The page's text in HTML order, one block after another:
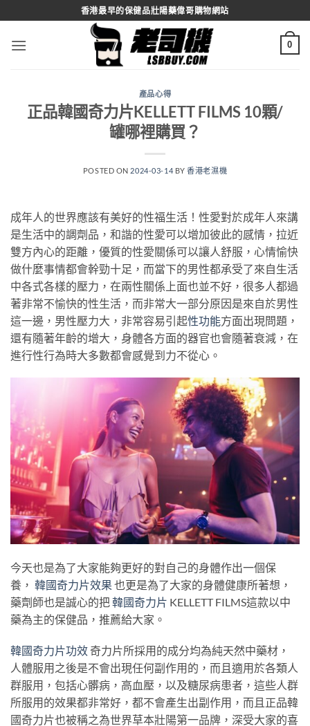
to
content
香港最早的保健品壯陽藥偉哥購物網站
0
產品心得
正品韓國奇力片KELLETT FILMS 10顆/
罐哪裡購買？
POSTED ON 2024-03-14 BY香港老濕機
成年人的世界應該有美好的性福生活！性愛對於成年人來講
是生活中的調劑品，和諧的性愛可以增加彼此的感情，拉近
雙方內心的距離，優質的性愛關係可以讓人舒服，心情愉快
做什麼事情都會幹勁十足，而當下的男性都承受了來自生活
中各式各樣的壓力，在兩性關係上面也並不好，很多人都過
著非常不愉快的性生活，而非常大一部分原因是來自於男性
這一邊，男性壓力大，非常容易引起性功能方面出現問題，
還有隨著年齡的增大，身體各方面的器官也會隨著衰減，在
進行性行為時大多數都會感覺到力不從心。
今天也是為了大家能夠更好的對自己的身體作出一個保
養， 韓國奇力片效果 也更是為了大家的身體健康所著想，
藥劑師也是誠心的把 韓國奇力片 KELLETT FILMS這款以中
藥為主的保健品，推薦給大家。
韓國奇力片功效奇力片所採用的成分均為純天然中藥材，
人體服用之後是不會出現任何副作用的，而且適用於各類人
群服用，包括心髒病，高血壓，以及糖尿病患者，這些人群
所服用的效果都非常好，都不會產生出副作用，而且正品韓
國奇力片也被稱之為世界草本壯陽第一品牌，深受大家的喜